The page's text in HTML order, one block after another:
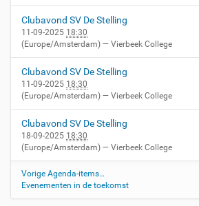
Clubavond SV De Stelling
11-09-2025 18:30
(Europe/Amsterdam) — Vierbeek College
Clubavond SV De Stelling
11-09-2025 18:30
(Europe/Amsterdam) — Vierbeek College
Clubavond SV De Stelling
18-09-2025 18:30
(Europe/Amsterdam) — Vierbeek College
Vorige Agenda-items…
Evenementen in de toekomst